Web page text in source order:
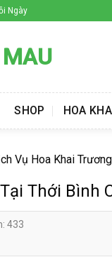
Ngày
SHOP HOA
Vụ Hoa Khai
Thới Bình
433